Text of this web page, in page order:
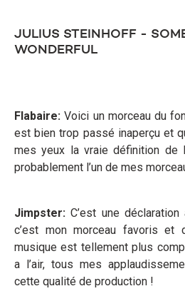
JULIUS STEINHOFF -
WONDERFUL
Flabaire: Voici un morceau du
est bien trop passé inaperçu et
mes yeux la vraie définition de
probablement l’un de mes
Jimpster:C’est une
c’est mon morceau favoris
musique est tellement plus
a l’air, tous mes
cette qualité de production !